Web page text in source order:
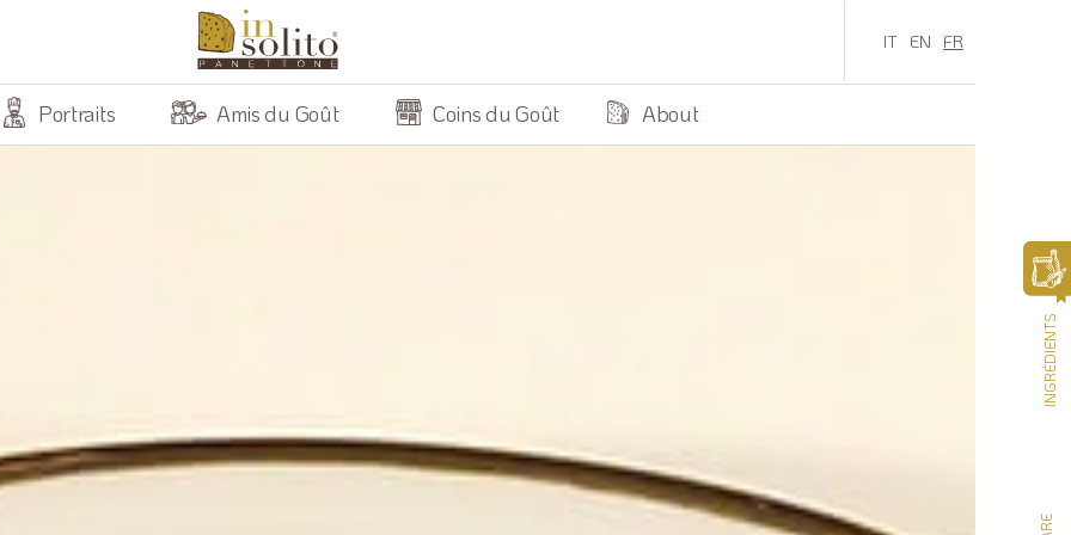
IT EN FR
Portraits Amis du Goût Coins du Goût About